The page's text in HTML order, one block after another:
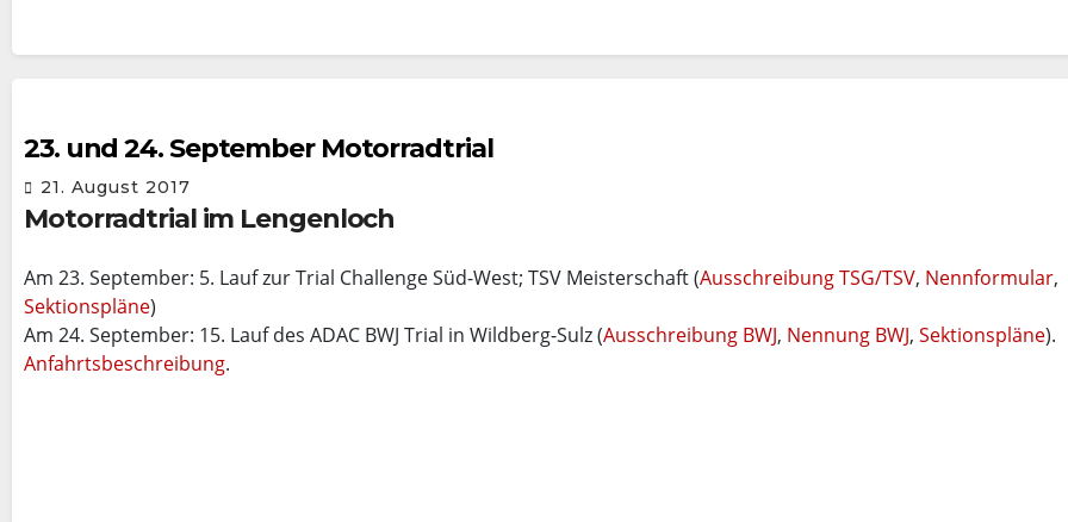
23. und 24. September Motorradtrial
21. August 2017
Motorradtrial im Lengenloch
Am 23. September: 5. Lauf zur Trial Challenge Süd-West; TSV Meisterschaft (Ausschreibung TSG/TSV, Nennformular,
Sektionspläne)
Am 24. September: 15. Lauf des ADAC BWJ Trial in Wildberg-Sulz (Ausschreibung BWJ, Nennung BWJ, Sektionspläne).
Anfahrtsbeschreibung.